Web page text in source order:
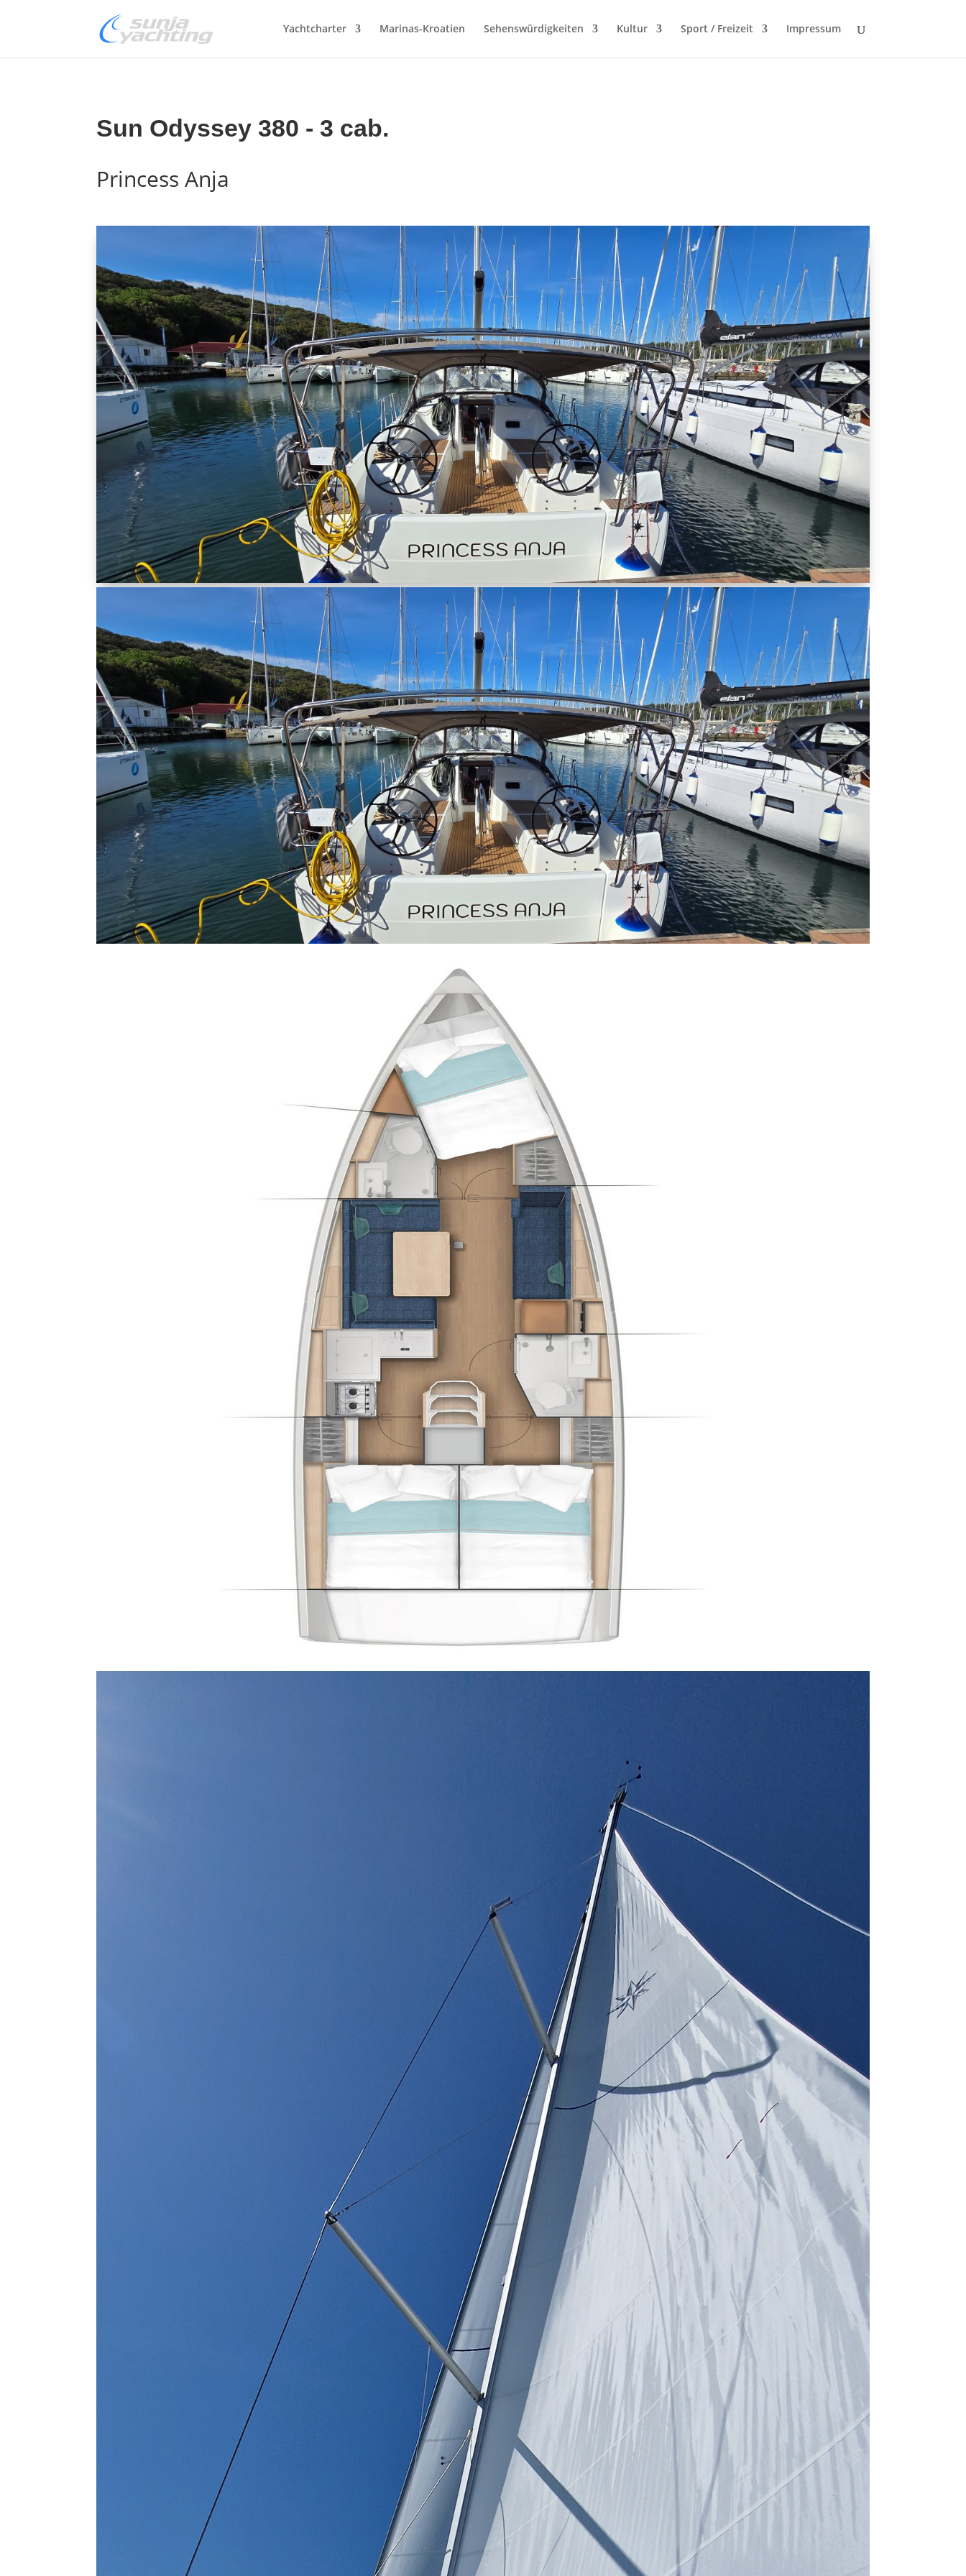
Yachtcharter Marinas-Kroatien Sehenswürdigkeiten Kultur Sport / Freizeit Impressum
Sun Odyssey 380 - 3 cab.
Princess Anja